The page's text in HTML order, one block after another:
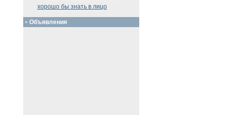
хорошо бы знать в лицо
Объявления